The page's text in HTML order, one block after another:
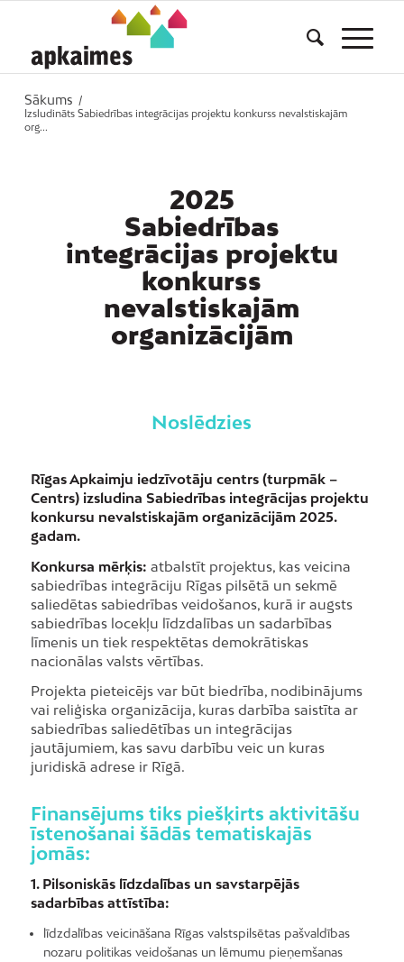
Sākums
/
Izsludināts Sabiedrības integrācijas projektu konkurss nevalstiskajām
org...
2025
Sabiedrības
integrācijas projektu
konkurss
nevalstiskajām
organizācijām
Noslēdzies
Rīgas Apkaimju iedzīvotāju centrs (turpmāk –
Centrs) izsludina Sabiedrības integrācijas projektu
konkursu nevalstiskajām organizācijām 2025.
gadam.
Konkursa mērķis: atbalstīt projektus, kas veicina
sabiedrības integrāciju Rīgas pilsētā un sekmē
saliedētas sabiedrības veidošanos, kurā ir augsts
sabiedrības locekļu līdzdalības un sadarbības
līmenis un tiek respektētas demokrātiskas
nacionālas valsts vērtības.
Projekta pieteicējs var būt biedrība, nodibinājums
vai reliģiska organizācija, kuras darbība saistīta ar
sabiedrības saliedētības un integrācijas
jautājumiem, kas savu darbību veic un kuras
juridiskā adrese ir Rīgā.
Finansējums tiks piešķirts aktivitāšu
īstenošanai šādās tematiskajās
jomās:
1. Pilsoniskās līdzdalības un savstarpējās
sadarbības attīstība:
līdzdalības veicināšana Rīgas valstspilsētas pašvaldības
nozaru politikas veidošanas un lēmumu pieņemšanas